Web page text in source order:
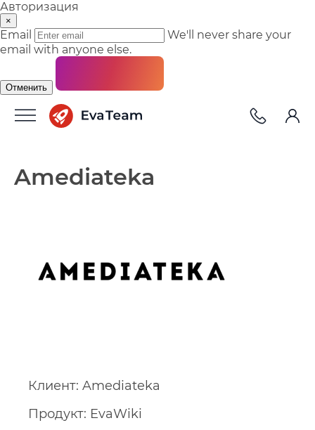
Авторизация
×
Email
We'll never share your
email with anyone else.
Отменить
Amediateka
Клиент: Amediateka
Продукт: EvaWiki